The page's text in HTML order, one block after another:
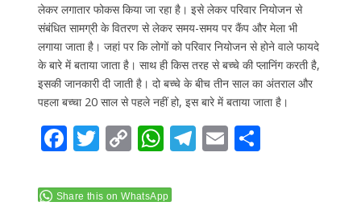
लेकर लगातार फोकस किया जा रहा है। इसे लेकर परिवार नियोजन से
संबंधित सामग्री के वितरण से लेकर समय-समय पर कैंप और मेला भी
लगाया जाता है। जहां पर कि लोगों को परिवार नियोजन से होने वाले फायदे
के बारे में बताया जाता है। साथ ही किस तरह से बच्चे की प्लानिंग करती है,
इसकी जानकारी दी जाती है। दो बच्चे के बीच तीन साल का अंतराल और
पहला बच्चा 20 साल से पहले नहीं हो, इस बारे में बताया जाता है।
F
e
T
itt
C
p
W
at
T E S
Share this on WhatsApp